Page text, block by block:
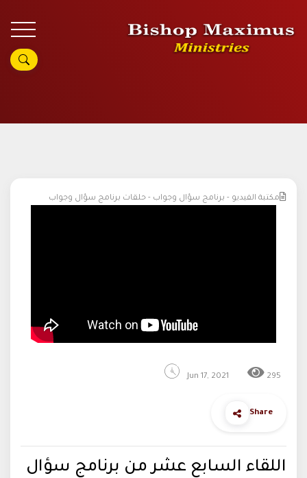
مكتبة الفيديو - برنامج سؤال وجواب - حلقات برنامج سؤال وجواب
Jun 17, 2021 295
Share
اللقاء السابع عشر من برنامج سؤال